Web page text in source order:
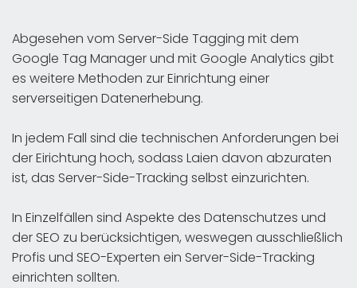
Abgesehen vom Server-Side Tagging mit dem
Google Tag Manager und mit Google Analytics gibt
es weitere Methoden zur Einrichtung einer
serverseitigen Datenerhebung.
In jedem Fall sind die technischen Anforderungen bei
der Eirichtung hoch, sodass Laien davon abzuraten
ist, das Server-Side-Tracking selbst einzurichten.
In Einzelfällen sind Aspekte des Datenschutzes und
der SEO zu berücksichtigen, weswegen ausschließlich
Profis und SEO-Experten ein Server-Side-Tracking
einrichten sollten.